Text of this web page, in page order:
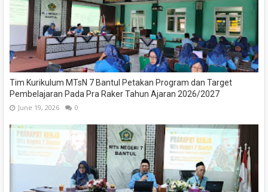
Tim Kurikulum MTsN 7 Bantul Petakan Program dan Target
Pembelajaran Pada Pra Raker Tahun Ajaran 2026/2027
June 19, 2026 0